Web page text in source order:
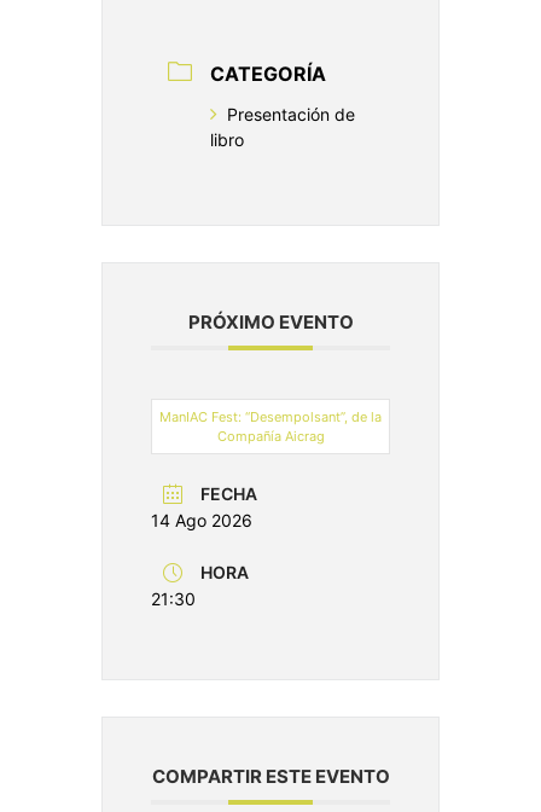
CATEGORÍA
Presentación de
libro
PRÓXIMO EVENTO
ManIAC Fest: “Desempolsant”, de la
Compañía Aicrag
FECHA
14 Ago 2026
HORA
21:30
COMPARTIR ESTE EVENTO